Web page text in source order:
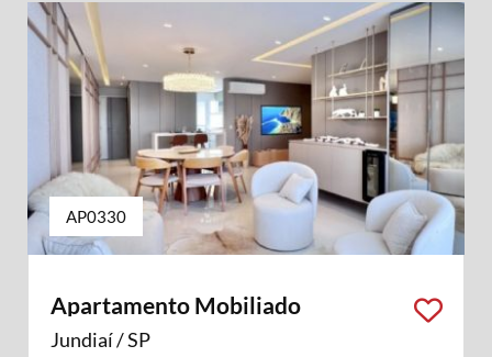
AP0330
Apartamento Mobiliado
Jundiaí / SP